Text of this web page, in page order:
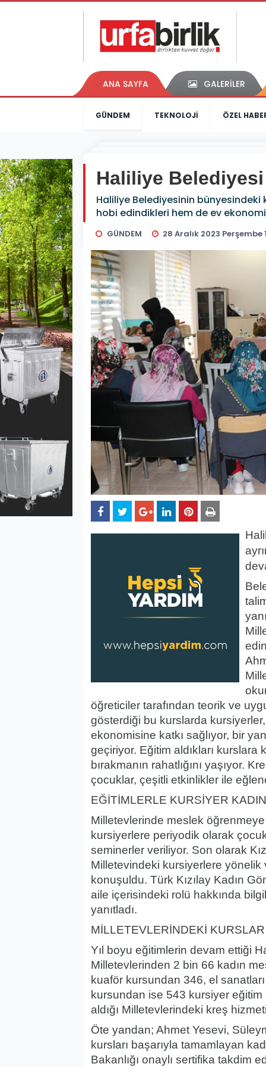
ANA SAYFA GALERİLER
GÜNDEM TEKNOLOJİ ÖZEL
Haliliye
Haliliye Belediyesinin bünyesindeki
hobi edindikleri hem de ev
GÜNDEM 28 Aralık 2023 Perşembe
öğreticiler tarafından teorik ve
gösterdiği bu kurslarda
ekonomisine katkı sağlıyor, bir
geçiriyor. Eğitim aldıkları kurslara
bırakmanın rahatlığını yaşıyor.
çocuklar, çeşitli etkinlikler ile
EĞİTİMLERLE KURSİYER
Milletevlerinde meslek
kursiyerlere periyodik olarak
seminerler veriliyor. Son olarak
Milletevindeki kursiyerlere yönelik
konuşuldu. Türk Kızılay Kadın
aile içerisindeki rolü hakkında
yanıtladı.
MİLLETEVLERİNDEKİ
Yıl boyu eğitimlerin devam ettiği
Milletevlerinden 2 bin 66 kadın
kuaför kursundan 346, el
kursundan ise 543 kursiyer eğitim
aldığı Milletevlerindeki kreş
Öte yandan; Ahmet Yesevi,
kursları başarıyla tamamlayan
Bakanlığı onaylı sertifika takdim